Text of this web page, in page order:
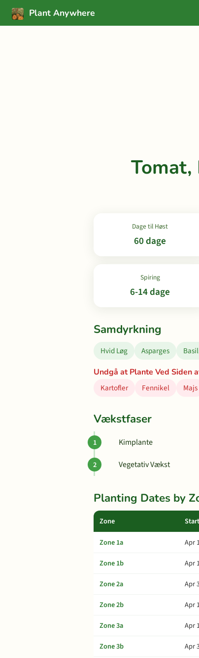
Plant Anywhere
Dage til Høst
60 dage
Spiring
6-14 dage
Samdyrkning
Hvid Løg Asparges
Undgå at Plante Ved Siden
Kartofler
Fennikel Majs
Vækstfaser
Kimplante
Vegetativ Vækst
Planting Dates by
Zone
Zone 1a Apr
Zone 1b
Apr
Zone 2a
Apr
Zone 2b
Apr
Zone 3a
Apr
Zone 3b
Apr